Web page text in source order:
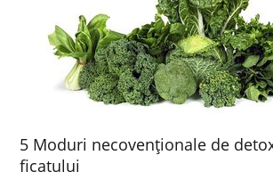
5 Moduri necovenţionale de
ficatului